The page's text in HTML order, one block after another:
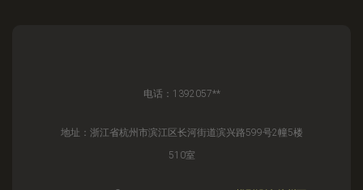
电话：1392057**
地址：浙江省杭州市滨江区长河街道滨兴路599号2幢5楼
510室